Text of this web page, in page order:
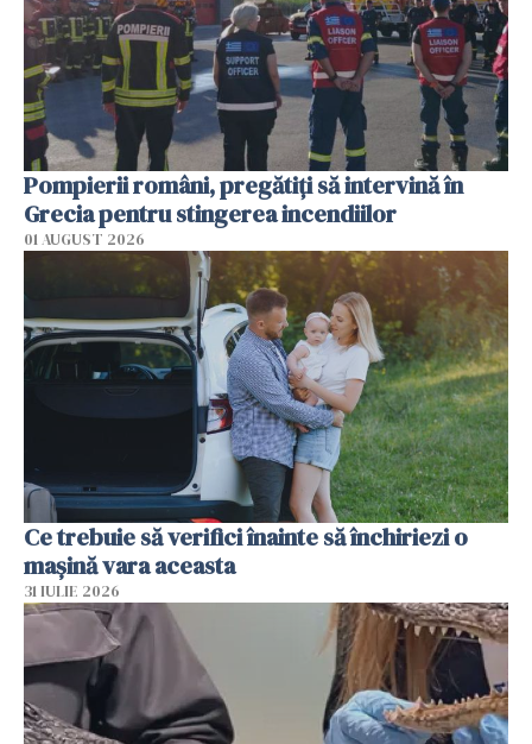
Pompierii români, pregătiţi să intervină în
Grecia pentru stingerea incendiilor
01 AUGUST 2026
Ce trebuie să verifici înainte să închiriezi o
mașină vara aceasta
31 IULIE 2026